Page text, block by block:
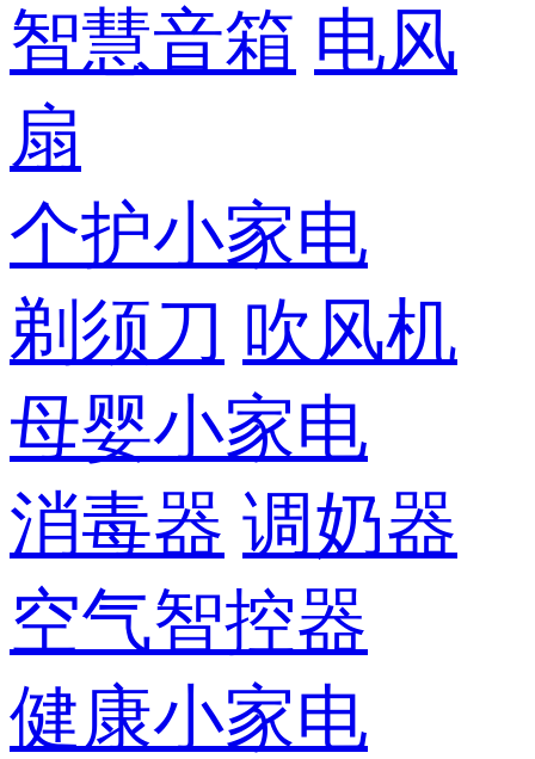
智慧音箱 电风
扇
个护小家电
剃须刀 吹风机
母婴小家电
消毒器 调奶器
空气智控器
健康小家电